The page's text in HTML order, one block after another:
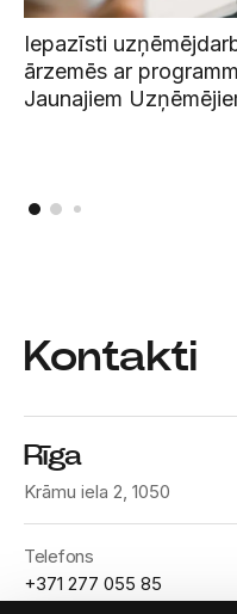
Iepazīsti
ārzemēs ar
Jaunajiem
Kontakti
Rīga
Krāmu iela 2, 1050
Telefons
+371 277 055 85